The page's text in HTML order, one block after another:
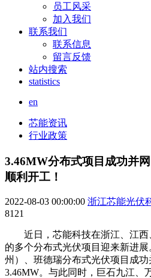
员工风采
加入我们
联系我们
联系信息
留言反馈
站内搜索
statistics
en
芯能资讯
行业政策
3.46MW分布式项目成功并
顺利开工！
2022-08-03 00:00:00 浙江芯能光伏
8121
近日，芯能科技在浙江、江
的多个分布式光伏项目迎来新进
州）、班德瑞分布式光伏项目成
3.46MW。与此同时，巨石九江、